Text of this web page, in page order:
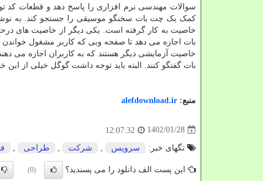
سوالات مهندسی نرم افزاری را پاسخ دهد و قطعات کد
خاصیت آزمایشی دیگر هستند که به کاربران اجازه می
بات گفتگو کنند. البته باید توجه داشت گوگل خیلی از این
منبع: alefdownload.ir
1402/01/28
12:07:32
تگهای خبر: سرویس شركت طراحی
این پست الف دانلود را می پسندید؟ (0)